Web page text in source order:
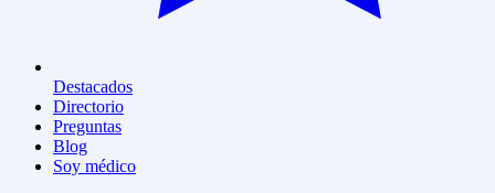
Destacados
Directorio
Preguntas
Blog
Soy médico